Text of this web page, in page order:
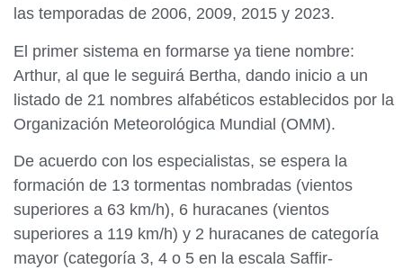
las temporadas de 2006, 2009, 2015 y 2023.
El primer sistema en formarse ya tiene nombre:
Arthur, al que le seguirá Bertha, dando inicio a un
listado de 21 nombres alfabéticos establecidos por la
Organización Meteorológica Mundial (OMM).
De acuerdo con los especialistas, se espera la
formación de 13 tormentas nombradas (vientos
superiores a 63 km/h), 6 huracanes (vientos
superiores a 119 km/h) y 2 huracanes de categoría
mayor (categoría 3, 4 o 5 en la escala Saffir-